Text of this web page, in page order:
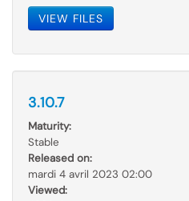
VIEW FILES
3.10.7
Maturity:
Stable
Released on:
mardi 4 avril 2023 02:00
Viewed: